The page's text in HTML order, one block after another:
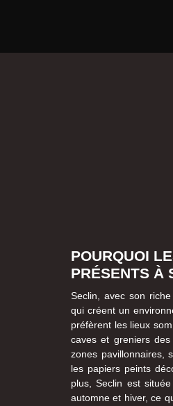
POURQUOI
PRÉSENTS À
Seclin, avec son
qui créent un
préfèrent les lieux
caves et greniers
zones pavillonnaires,
les papiers peints
plus, Seclin est
automne et hiver, ce